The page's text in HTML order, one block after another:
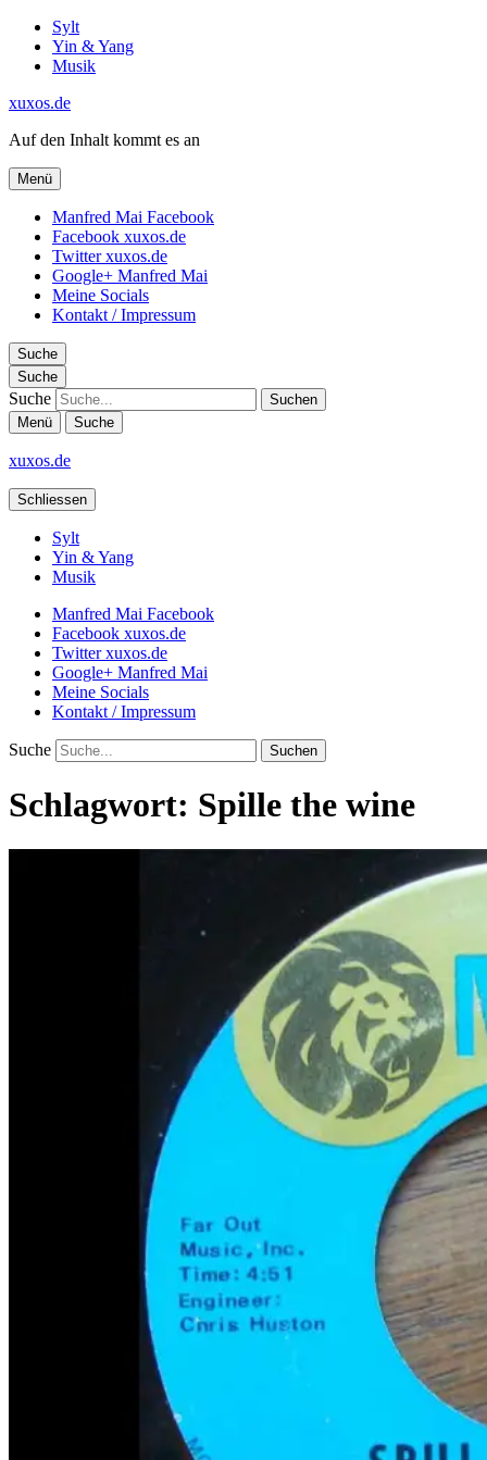
Sylt
Yin & Yang
Musik
xuxos.de
Auf den Inhalt kommt es an
Menü
Manfred Mai Facebook
Facebook xuxos.de
Twitter xuxos.de
Google+ Manfred Mai
Meine Socials
Kontakt / Impressum
Suche
Suche
Suche
Menü Suche
xuxos.de
Schliessen
Sylt
Yin & Yang
Musik
Manfred Mai Facebook
Facebook xuxos.de
Twitter xuxos.de
Google+ Manfred Mai
Meine Socials
Kontakt / Impressum
Suche
Schlagwort: Spille the wine